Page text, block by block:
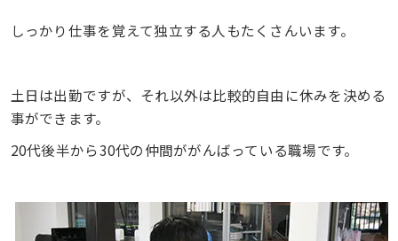
しっかり仕事を覚えて独立する人もたくさんいます。
土日は出勤ですが、それ以外は比較的自由に休みを決める
事ができます。
20代後半から30代の仲間ががんばっている職場です。